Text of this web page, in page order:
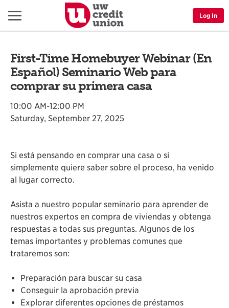
Menu Log In
First-Time Homebuyer Webinar (En
Español) Seminario Web para
comprar su primera casa
10:00 AM-12:00 PM
Saturday, September 27, 2025
Si está pensando en comprar una casa o si
simplemente quiere saber sobre el proceso, ha venido
al lugar correcto.
Asista a nuestro popular seminario para aprender de
nuestros expertos en compra de viviendas y obtenga
respuestas a todas sus preguntas. Algunos de los
temas importantes y problemas comunes que
trataremos son:
Preparación para buscar su casa
Conseguir la aprobación previa
Explorar diferentes opciones de préstamos